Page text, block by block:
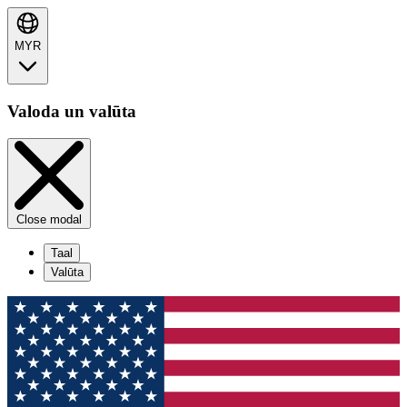
MYR
Valoda un valūta
Close modal
Taal
Valūta